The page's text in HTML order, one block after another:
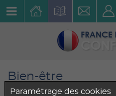
Bien-être
Posture du dos
Paramétrage des cookies